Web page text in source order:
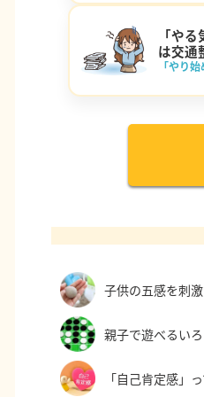
「や
は交通
「やり
子供の五感を刺
親子で遊べるい
「自己肯定感」